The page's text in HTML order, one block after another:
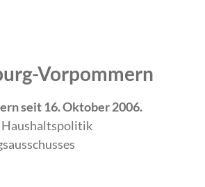
Vorpommern
seit 16. Oktober 2006.
Haushaltspolitik